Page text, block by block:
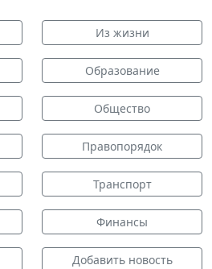
Из жизни
Образование
Общество
Правопорядок
Транспорт
Финансы
Добавить новость